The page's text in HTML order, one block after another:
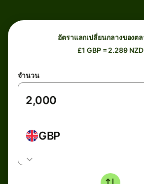
อัตราแลกเปลี่ยนกลางของต
£1 GBP = 2.289 NZD
จำนวน
GBP